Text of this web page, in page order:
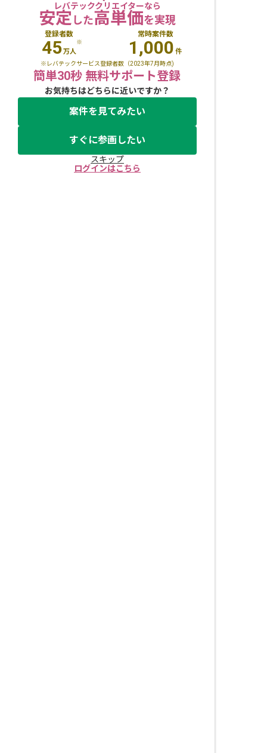
レバテッククリエイターなら
安定した高単価を実現
登録者数
45万人
※
常時案件数
1,000 件
※レバテックサービス登録者数（2023年7月時点)
簡単30秒 無料サポート登録
お気持ちはどちらに近いですか？
案件を見てみたい
すぐに参画したい
スキップ
ログインはこちら